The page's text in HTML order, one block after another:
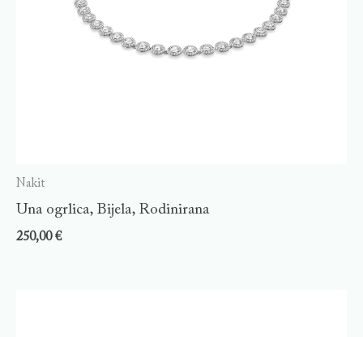
Nakit
Una ogrlica, Bijela, Rodinirana
250,00€